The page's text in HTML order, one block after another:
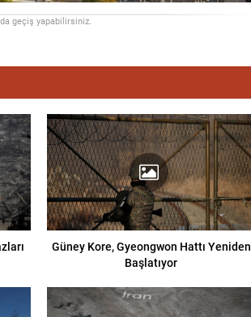
geçiş yapabilirsiniz.
Güney Kore, Gyeongwon Hattı Yeniden
Başlatıyor